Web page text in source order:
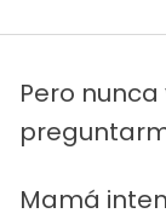
Pero
Mamá